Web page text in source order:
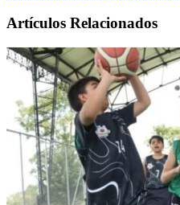
Artículos Relacionados